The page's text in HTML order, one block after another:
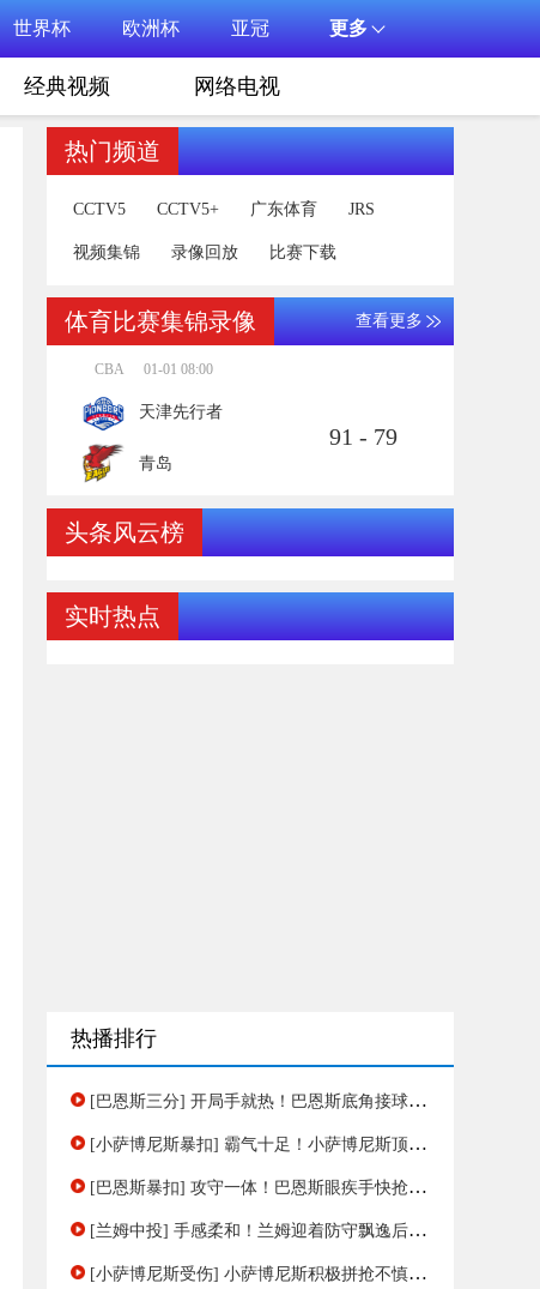
世界杯 欧洲杯 亚冠 更多
经典视频 网络电视
热门频道
CCTV5 CCTV5+ 广东体育 JRS
视频集锦 录像回放 比赛下载
体育比赛集锦录像 查看更多
CBA 01-01 08:00
天津先行者
青岛
91 - 79
头条风云榜
实时热点
热播排行
[巴恩斯三分] 开局手就热！巴恩斯底角接球三分手起刀落
[小萨博尼斯暴扣] 霸气十足！小萨博尼斯顶飞巴格利强硬隔扣
[巴恩斯暴扣] 攻守一体！巴恩斯眼疾手快抢断反击单臂暴扣
[兰姆中投] 手感柔和！兰姆迎着防守飘逸后仰中投命中
[小萨博尼斯受伤] 小萨博尼斯积极拼抢不慎受伤 流血回更衣室治疗